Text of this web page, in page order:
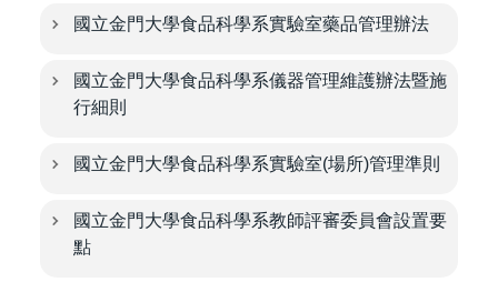
國立金門大學食品科學系實驗室藥品管理辦法
國立金門大學食品科學系儀器管理維護辦法暨施
行細則
國立金門大學食品科學系實驗室(場所)管理準則
國立金門大學食品科學系教師評審委員會設置要
點